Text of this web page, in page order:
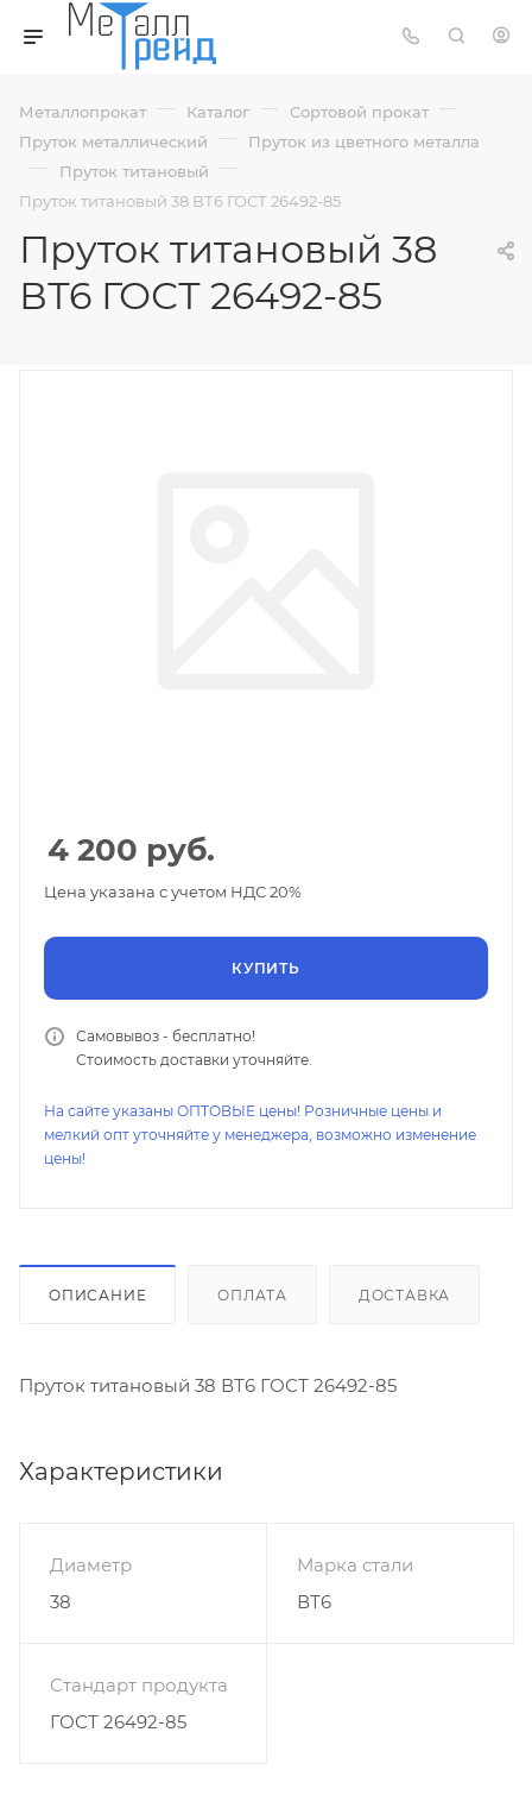
Металлопрокат — Каталог — Сортовой прокат —
Пруток металлический — Пруток из цветного металла
— Пруток титановый —
Пруток титановый 38 ВТ6 ГОСТ 26492-85
Пруток титановый 38
ВТ6 ГОСТ 26492-85
4 200 руб.
Цена указана с учетом НДС 20%
КУПИТЬ
Самовывоз - бесплатно!
Стоимость доставки уточняйте.
На сайте указаны ОПТОВЫЕ цены! Розничные цены и
мелкий опт уточняйте у менеджера, возможно изменение
цены!
ОПИСАНИЕ ОПЛАТА ДОСТАВКА
Пруток титановый 38 ВТ6 ГОСТ 26492-85
Характеристики
Диаметр
38
Марка стали
ВТ6
Стандарт продукта
ГОСТ 26492-85